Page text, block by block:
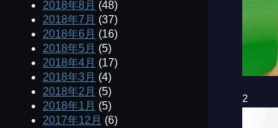
2
2018年8月 (48)
2018年7月 (37)
2018年6月 (16)
2018年5月 (5)
2018年4月 (17)
2018年3月 (4)
2018年2月 (5)
2018年1月 (5)
2017年12月 (6)